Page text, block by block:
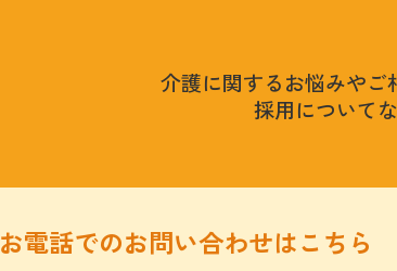
介護に関するお悩みやご
採用について
お電話でのお問い合わせはこちら